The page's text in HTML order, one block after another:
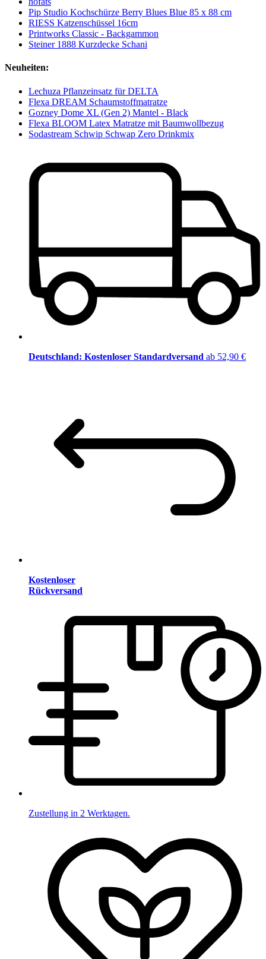
Pip Studio Kochschürze Berry Blues Blue 85 x 88 cm
RIESS Katzenschüssel 16cm
Printworks Classic - Backgammon
Steiner 1888 Kurzdecke Schani
Neuheiten:
Lechuza Pflanzeinsatz für DELTA
Flexa DREAM Schaumstoffmatratze
Gozney Dome XL (Gen 2) Mantel - Black
Flexa BLOOM Latex Matratze mit Baumwollbezug
Sodastream Schwip Schwap Zero Drinkmix
Deutschland: Kostenloser Standardversand ab 52,90 €
Kostenloser
Rückversand
Zustellung in 2 Werktagen.